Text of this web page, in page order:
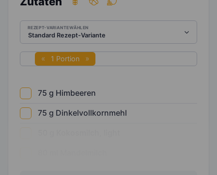
REZEPT-VARIANTE WÄHLEN
1 Portion
75 g Himbeeren
75 g Dinkelvollkornmehl